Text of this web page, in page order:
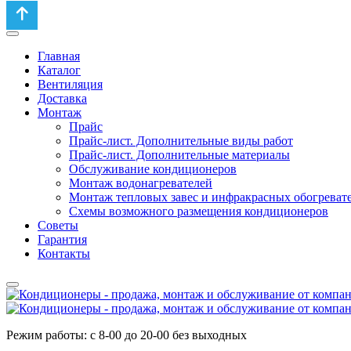
Главная
Каталог
Вентиляция
Доставка
Монтаж
Прайс
Прайс-лист. Дополнительные виды работ
Прайс-лист. Дополнительные материалы
Обслуживание кондиционеров
Монтаж водонагревателей
Монтаж тепловых завес и инфракрасных
Схемы возможного размещения кондиционеров
Советы
Гарантия
Контакты
Режим работы: с 8-00 до 20-00 без выходных